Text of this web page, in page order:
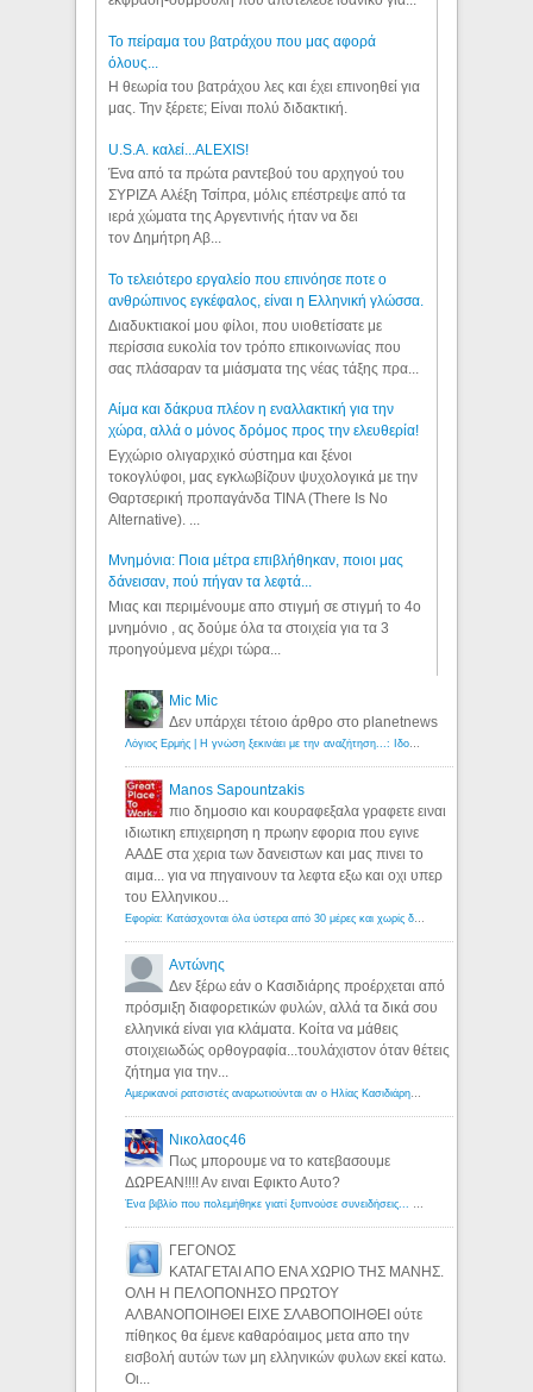
Το πείραμα του βατράχου που μας αφορά
όλους...
Η θεωρία του βατράχου λες και έχει επινοηθεί για
μας. Την ξέρετε; Είναι πολύ διδακτική.
U.S.A. καλεί...ALEXIS!
Ένα από τα πρώτα ραντεβού του αρχηγού του
ΣΥΡΙΖΑ Αλέξη Τσίπρα, μόλις επέστρεψε από τα
ιερά χώματα της Αργεντινής ήταν να δει
τον Δημήτρη Αβ...
Το τελειότερο εργαλείο που επινόησε ποτε ο
ανθρώπινος εγκέφαλος, είναι η Ελληνική γλώσσα.
Διαδυκτιακοί μου φίλοι, που υιοθετίσατε με
περίσσια ευκολία τον τρόπο επικοινωνίας που
σας πλάσαραν τα μιάσματα της νέας τάξης πρα...
Αίμα και δάκρυα πλέον η εναλλακτική για την
χώρα, αλλά ο μόνος δρόμος προς την ελευθερία!
Εγχώριο ολιγαρχικό σύστημα και ξένοι
τοκογλύφοι, μας εγκλωβίζουν ψυχολογικά με την
Θαρτσερική προπαγάνδα TINA (There Is No
Alternative). ...
Μνημόνια: Ποια μέτρα επιβλήθηκαν, ποιοι μας
δάνεισαν, πού πήγαν τα λεφτά...
Μιας και περιμένουμε απο στιγμή σε στιγμή το 4ο
μνημόνιο , ας δούμε όλα τα στοιχεία για τα 3
προηγούμενα μέχρι τώρα...
Mic Mic
Δεν υπάρχει τέτοιο άρθρο στο planetnews
Λόγιος Ερμής | Η γνώση ξεκινάει με την αναζήτηση...: Ιδού οι 18 που χρωστούν 11 δις ευρώ!
Manos Sapountzakis
πιο δημοσιο και κουραφεξαλα γραφετε ειναι
ιδιωτικη επιχειρηση η πρωην εφορια που εγινε
ΑΑΔΕ στα χερια των δανειστων και μας πινει το
αιμα... για να πηγαινουν τα λεφτα εξω και οχι υπερ
του Ελληνικου...
Εφορία: Κατάσχονται όλα ύστερα από 30 μέρες και χωρίς δικαστικές αποφάσεις - Λόγιος Ερμής
Αντώνης
Δεν ξέρω εάν ο Κασιδιάρης προέρχεται από
πρόσμιξη διαφορετικών φυλών, αλλά τα δικά σου
ελληνικά είναι για κλάματα. Κοίτα να μάθεις
στοιχειωδώς ορθογραφία...τουλάχιστον όταν θέτεις
ζήτημα για την...
Αμερικανοί ρατσιστές αναρωτιούνται αν ο Ηλίας Κασιδιάρης ανήκει στη λευκή φυλή... - Λόγιος Ερμής
Νικολαος46
Πως μπορουμε να το κατεβασουμε
ΔΩΡΕΑΝ!!!! Αν ειναι Εφικτο Αυτο?
Ένα βιβλίο που πολεμήθηκε γιατί ξυπνούσε συνειδήσεις... - Λόγιος Ερμής | Η γνώση ξεκινάει με την αναζήτηση...
ΓΕΓΟΝΟΣ
ΚΑΤΑΓΕΤΑΙ ΑΠΟ ΕΝΑ ΧΩΡΙΟ ΤΗΣ ΜΑΝΗΣ.
ΟΛΗ Η ΠΕΛΟΠΟΝΗΣΟ ΠΡΩΤΟΥ
ΑΛΒΑΝΟΠΟΙΗΘΕΙ ΕΙΧΕ ΣΛΑΒΟΠΟΙΗΘΕΙ ούτε
πίθηκος θα έμενε καθαρόαιμος μετα απο την
εισβολή αυτών των μη ελληνικών φυλων εκεί κατω.
Οι...